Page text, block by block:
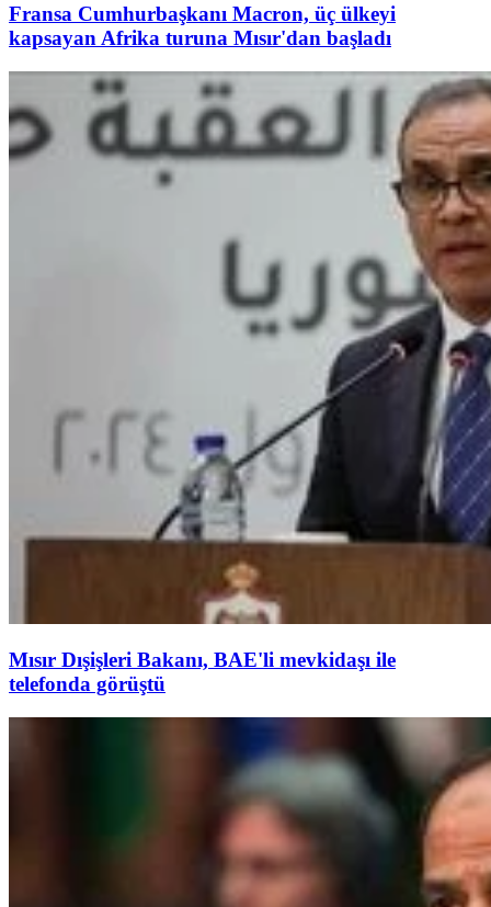
Fransa Cumhurbaşkanı Macron, üç ülkeyi
kapsayan Afrika turuna Mısır'dan başladı
Mısır Dışişleri Bakanı, BAE'li mevkidaşı ile
telefonda görüştü